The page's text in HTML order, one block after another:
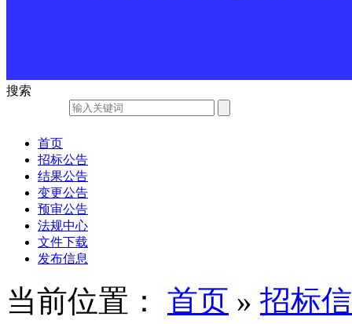
搜索
首页
招标公告
结果公告
变更公告
预审公告
法规中心
文件下载
发布信息
当前位置： 首页 » 招标